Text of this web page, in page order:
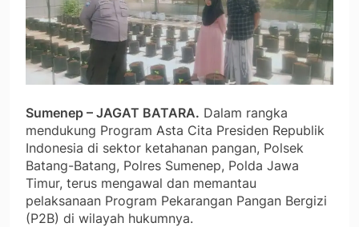
Sumenep – JAGAT BATARA. Dalam rangka
mendukung Program Asta Cita Presiden Republik
Indonesia di sektor ketahanan pangan, Polsek
Batang-Batang, Polres Sumenep, Polda Jawa
Timur, terus mengawal dan memantau
pelaksanaan Program Pekarangan Pangan Bergizi
(P2B) di wilayah hukumnya.